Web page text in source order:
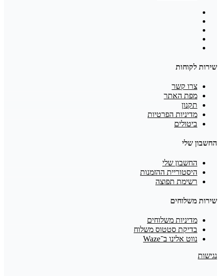
שירות לקוחות
צרו קשר
מפת האתר
תקנון
מדיניות הפרטיות
ביטולים
החשבון שלי
החשבון שלי
היסטוריית ההזמנות
רשימת תפוצה
שירות משלוחים
מדיניות משלוחים
בדיקת סטטוס משלוח
נווט אלינו ב־Waze
נגישות